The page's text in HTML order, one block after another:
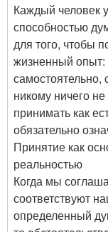
Каждый человек
способностью
для того, чтобы
жизненный опыт:
самостоятельно,
никому ничего
принимать как
обязательно
Принятие как
реальностью
Когда мы
соответствуют
определенный